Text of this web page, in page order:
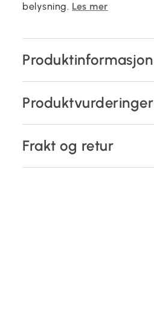
belysning. Les mer
Produktinformasjon
Produktvurderinger
Frakt og retur